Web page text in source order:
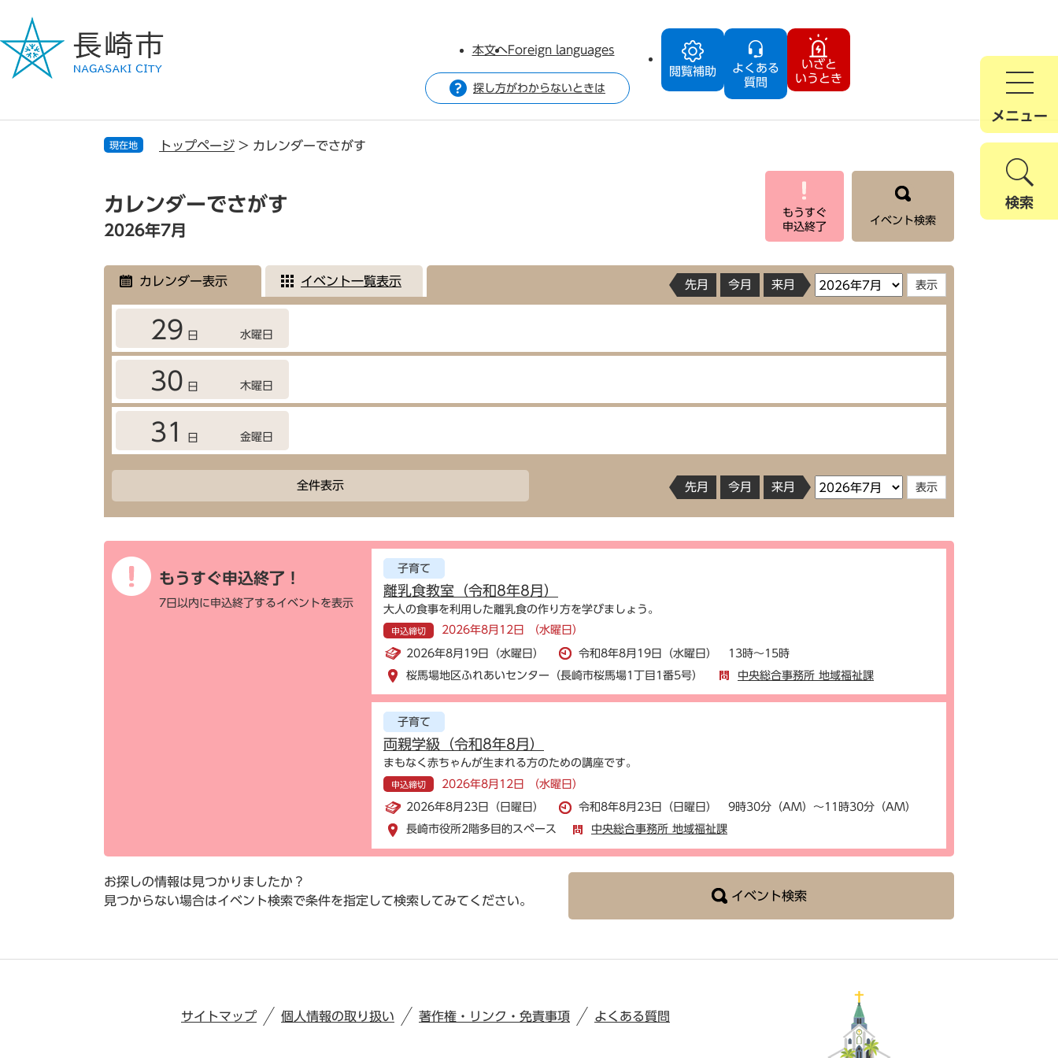
ジ
で
ュ
ば
閲覧補助
よくある
質問
いざと
いうとき
本文へForeign languages
探し方がわからないときは
メニュー
検索
現在地 トップページ > カレンダーでさがす
文
カレンダーでさがす
もうすぐ
申込終了
イベント検索
2026年7月
カレンダー表示 イベント一覧表示 先月 今月 来月
29 日 水曜日
30 日 木曜日
31 日 金曜日
全件表示 先月 今月 来月
もうすぐ申込終了！
7日以内に申込終了するイベントを表示
子育て
離乳食教室（令和8年8月）
大人の食事を利用した離乳食の作り方を学びましょう。
申込締切 2026年8月12日 （水曜日）
2026年8月19日（水曜日）
令和8年8月19日（水曜日） 13時～15時
桜馬場地区ふれあいセンター（長崎市桜馬場1丁目1番5号）
中央総合事務所 地域福祉課
子育て
両親学級（令和8年8月）
まもなく赤ちゃんが生まれる方のための講座です。
申込締切 2026年8月12日 （水曜日）
2026年8月23日（日曜日）
令和8年8月23日（日曜日） 9時30分（AM）～11時30分（AM）
長崎市役所2階多目的スペース
中央総合事務所 地域福祉課
お探しの情報は見つかりましたか？
見つからない場合はイベント検索で条件を指定して検索してみてください。
イベント検索
サイトマップ 個人情報の取り扱い 著作権・リンク・免責事項 よくある質問